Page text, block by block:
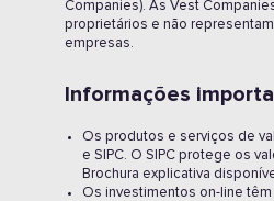
Companies). As Vest
proprietários e não
empresas.
Informações
Os produtos e serviços de
e SIPC. O SIPC protege os
Brochura explicativa
Os investimentos on-line